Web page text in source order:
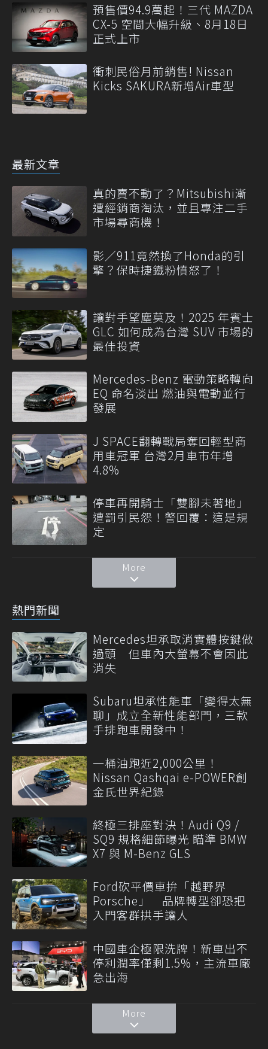
預售價94.9萬起！三代 MAZDA
CX-5 空間大幅升級、8月18日
正式上市
衝刺民俗月前銷售! Nissan
Kicks SAKURA新增Air車型
最新文章
真的賣不動了？Mitsubishi漸
遭經銷商淘汰，並且專注二手
市場尋商機！
影／911竟然換了Honda的引
擎？保時捷鐵粉憤怒了！
讓對手望塵莫及！2025 年賓士
GLC 如何成為台灣 SUV 市場的
最佳投資
Mercedes-Benz 電動策略轉向
EQ 命名淡出 燃油與電動並行
發展
J SPACE翻轉戰局奪回輕型商
用車冠軍 台灣2月車市年增
4.8%
停車再開騎士「雙腳未著地」
遭罰引民怨！警回覆：這是規
定
More
熱門新聞
Mercedes坦承取消實體按鍵做
過頭 但車內大螢幕不會因此
消失
Subaru坦承性能車「變得太無
聊」成立全新性能部門，三款
手排跑車開發中！
一桶油跑近2,000公里！
Nissan Qashqai e-POWER創
金氏世界紀錄
終極三排座對決！Audi Q9 /
SQ9 規格細節曝光 瞄準 BMW
X7 與 M-Benz GLS
Ford砍平價車拚「越野界
Porsche」 品牌轉型卻恐把
入門客群拱手讓人
中國車企極限洗牌！新車出不
停利潤率僅剩1.5%，主流車廠
急出海
More